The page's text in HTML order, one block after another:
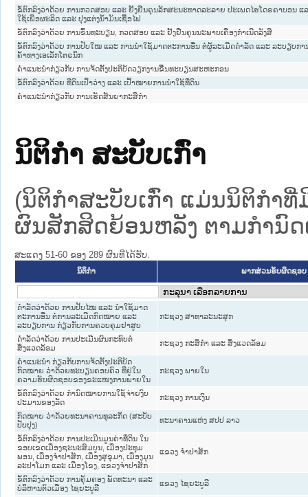
ຂໍ້ຕົກລົງວ່າດ້ວຍ ການກວດສອບ ແລະ ຢັ້ງຢືນຄຸນລັກສະນະທາດລະລາຍ ປະເພດໄຮໂດຣຄາບອນ ແ
ໃຊ້ເພື່ອຜະລິດ ແລະ ປຸງແຕ່ງນ້ຳມັນເຊື້ອໄຟ
ຂໍ້ຕົກລົງວ່າດ້ວຍ ການຂຶ້ນທະບຽນ, ກວດສອບ ແລະ ຢັ້ງຢືນຄຸນນະພາບເຄື່ອງກຳເນີດລັງສີ
ຂໍ້ຕົກລົງວ່າດ້ວຍ ການປັບໃໝ ແລະ ການນຳໃຊ້ມາດຕະການອື່ນ ຕໍ່ຜູ້ລະເມີດດຳລັດ ແລະ ລະບຽບກາ
ຄ້າທາງເອເລັກໂຕຣນິກ
ຄຳແນະນຳກ່ຽວກັບ ການຈັດຕັ້ງປະຕິບັດວຽກງານຂື້ນທະບຽນສະຫະກອນ
ຂໍ້ຕົກລົງວ່າດ້ວຍ ທີ່ດິນເປົ່າວ່າງ ແລະ ເປົ້າໝາຍການນຳໃຊ້ທີ່ດິນ
ຄຳແນະນຳກ່ຽວກັບ ການເຮັດສັນຍາກະສິກຳ
ນິຕິກໍາ ສະບັບເກົ່າ
(ນິຕິກໍາສະບັບເກົ່າ ແມ່ນນິຕິກໍາ
ຜົນສັກສິດຍ້ອນຫລັງ ຕາມກໍານົດ
ສະແດງ 51-60 ຂອງ 289 ຜົນທີ່ໄດ້ຮັບ.
ນິຕິກໍາ ພາກສ່ວນຮັບຜິດຊອບ
ດຳລັດວ່າດ້ວຍ ການປັບໄໝ ແລະ ນຳໃຊ້ມາດ
ຕະການອື່ນ ຕໍ່ການລະເມີດກົດໝາຍ ແລະ
ລະບຽບການ ກ່ຽວກັບການຄວບຄຸມຢາສູບ
ກະຊວງ ສາທາລະນະສຸກ
ດຳລັດວ່າດ້ວຍ ການປະເມີນຜົນກະທົບຕໍ່
ສິ່ງແວດລ້ອມ
ກະຊວງ ກະສິກຳ ແລະ ສິ່ງແວດລ້ອມ
ຄຳແນະນຳ ກ່ຽວກັບການຈັດຕັ້ງປະຕິບັດ
ກົດໝາຍ ວ່າດ້ວຍທະບຽນຄອບຄົວ ທີ່ຢູ່ໃນ
ຄວາມຮັບຜິດຊອບຂອງຂະແໜງການພາຍໃນ
ກະຊວງ ພາຍໃນ
ຂໍ້ຕົກລົງວ່າດ້ວຍ ກຳນົດໝາຍການໃຊ້ຈ່າຍງົບ
ປະມານຂອງລັດ
ກະຊວງ ການເງິນ
ກົດໝາຍ ວ່າດ້ວຍທະນາຄານທຸລະກິດ (ສະບັບ
ປັບປຸງ)
ທະນາຄານແຫ່ງ ສປປ ລາວ
ຂໍ້ຕົກລົງວ່າດ້ວຍ ການປະເມີນມູນຄ່າທີ່ດິນ ໃນ
ຂອບເຂດເມືອງຊະນະສົມບູນ, ເມືອງປະທຸມ
ພອນ, ເມືອງຈຳປາສັກ, ເມືອງສຸຂຸມາ, ເມືອງມຸນ
ລະປາໂມກ ແລະ ເມືອງໂຂງ, ແຂວງຈຳປາສັກ
ແຂວງ ຈໍາປາສັກ
ຂໍ້ຕົກລົງວ່າດ້ວຍ ການຄຸ້ມຄອງ ພັດທະນາ ແລະ
ບໍລິຫານຕົວເມືອງ ໄຊຍະບູລີ
ແຂວງ ໄຊຍະບູລີ